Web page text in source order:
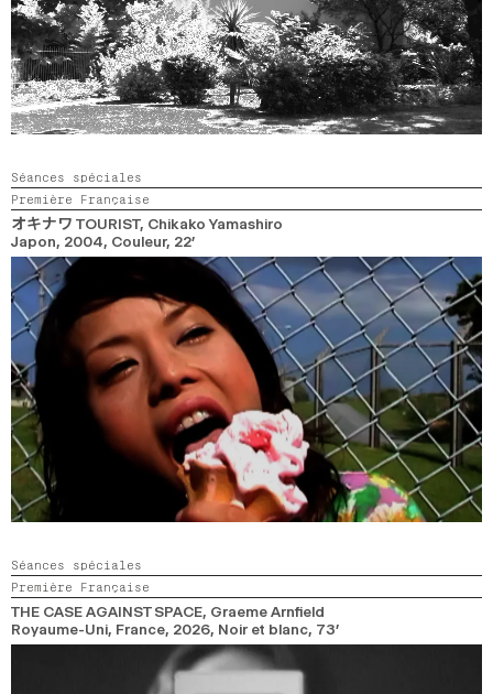
Séances spéciales
Première Française
オキナワ TOURIST, Chikako Yamashiro
Japon, 2004, Couleur, 22’
Séances spéciales
Première Française
THE CASE AGAINST SPACE, Graeme Arnfield
Royaume-Uni, France, 2026, Noir et blanc, 73’